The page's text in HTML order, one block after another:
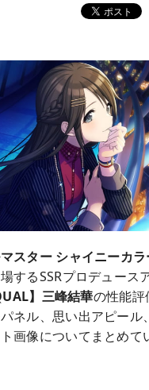
マスター シャイニーカ
するSSRプロデュース
】三峰結華の性能評
ネル、思い出アピール
画像についてまとめて